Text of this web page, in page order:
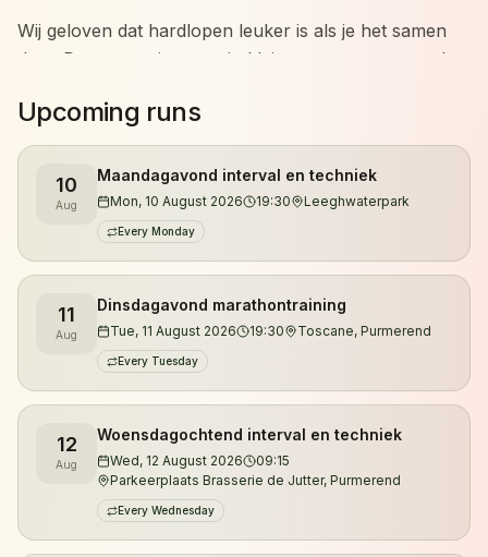
Wij geloven dat hardlopen leuker is als je het samen
doet. Daarom trainen we in kleine groepen met veel
niveau en werkt aan zijn eigen doelen, terwijl we
elkaar motiveren om net dat stapje extra te zetten.
Je kunt zowel overdag als 's avonds trainen.
Daarnaast organiseren we trailruntrainingen in de
duinen van Noord-Holland, waar je kennismaakt met
de mooiste singletracks, klimmetjes en natuurgebieden
van de regio.
De trainingen worden verzorgd door gecertificeerd
looptrainer en ultraloper Jeroen Kuyper. Met meer
dan vijftien jaar hardloopervaring en tientallen
ultramarathons achter zijn naam begeleidt hij lopers
van hun eerste 5 kilometer tot uitdagende trailruns en
ultramarathons.
Upcoming runs
10
Aug
Maandagavond interval en techniek
Mon, 10 August 2026 19:30 Leeghwaterpark
Every Monday
11
Aug
Dinsdagavond marathontraining
Tue, 11 August 2026 19:30 Toscane, Purmerend
Every Tuesday
12
Aug
Woensdagochtend interval en techniek
Wed, 12 August 2026
09:15
Parkeerplaats Brasserie de Jutter, Purmerend
Every Wednesday